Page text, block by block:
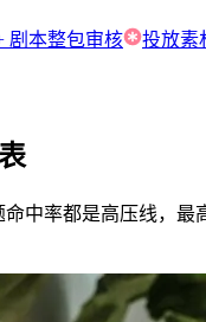
剧本整包审核 投放素
中率都是高压线，